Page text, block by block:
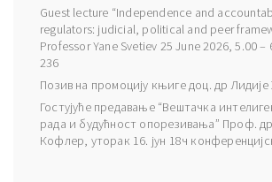
Guest lecture “Independence and
regulators: judicial, political and peer
Professor Yane Svetiev 25 June 2026, 5.00 –
236
Позив на промоцију књиге доц. др
Гостујуће предавање “Вештачка
рада и будућност опорезивања” Проф.
Кофлер, уторак 16. јун 18ч